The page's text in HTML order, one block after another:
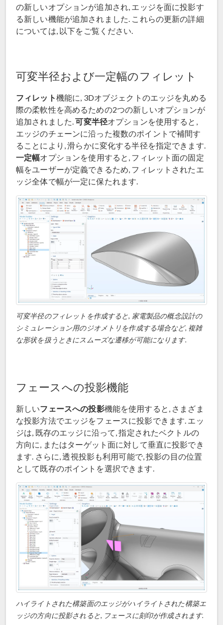
の新しいオプションが追加され, エッジを面に投影す
る新しい機能が追加されました. これらの更新の詳細
については, 以下をご覧ください.
可変半径および一定幅のフィレット
フィレット機能に, 3Dオブジェクトのエッジを丸める
際の柔軟性を高めるための2つの新しいオプションが
追加されました.可変半径オプションを使用すると,
エッジのチェーンに沿った複数のポイントで補間す
ることにより, 滑らかに変化する半径を指定できます.
一定幅オプションを使用すると, フィレット面の固定
幅をユーザーが定義できるため, フィレットされたエ
ッジ全体で幅が一定に保たれます.
可変半径のフィレットを作成すると, 家電製品の概念設計の
シミュレーション用のジオメトリを作成する場合など, 複雑
な形状を扱うときにスムーズな遷移が可能になります.
フェースへの投影機能
新しいフェースへの投影機能を使用すると, さまざま
な投影方法でエッジをフェースに投影できます. エッ
ジは, 既存のエッジに沿って, 指定されたベクトルの
方向に, またはターゲット面に対して垂直に投影でき
ます. さらに, 透視投影も利用可能で, 投影の目の位置
として既存のポイントを選択できます.
ハイライトされた構築面のエッジがハイライトされた構築エ
ッジの方向に投影されると, フェースに刻印が作成されます.